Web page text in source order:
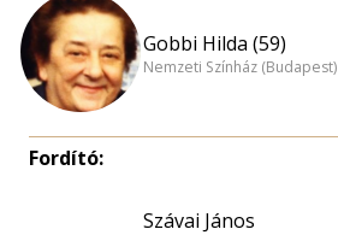
Gobbi Hilda (59)
Nemzeti Színház (Budapest)
Fordító:
Szávai János